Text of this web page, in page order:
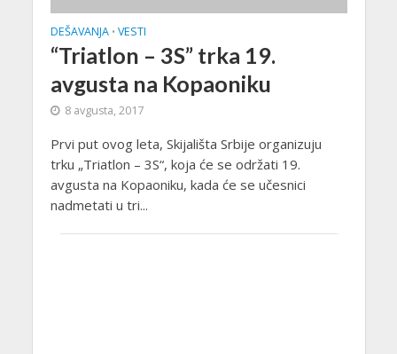
DEŠAVANJA • VESTI
“Triatlon – 3S” trka 19.
avgusta na Kopaoniku
8 avgusta, 2017
Prvi put ovog leta, Skijališta Srbije organizuju
trku „Triatlon – 3S“, koja će se održati 19.
avgusta na Kopaoniku, kada će se učesnici
nadmetati u tri...